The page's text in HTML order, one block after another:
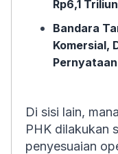
Rp6,1 Triliun
Bandara
Komersial,
Di sisi lain,
PHK dilakukan
penyesuaian